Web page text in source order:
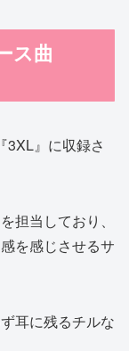
ス曲
3XL』に収録さ
担当しており、
を感じさせるサ
耳に残るチルな